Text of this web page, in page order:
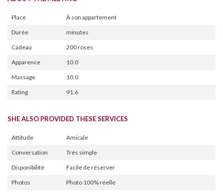
Place
À son appartement
Durée
minutes
Cadeau
200 roses
Apparence
10.0
Massage
10.0
Rating
91.6
SHE ALSO PROVIDED THESE SERVICES
Attitude
Amicale
Conversation
Très simple
Disponibilité
Facile de réserver
Photos
Photo 100% réelle